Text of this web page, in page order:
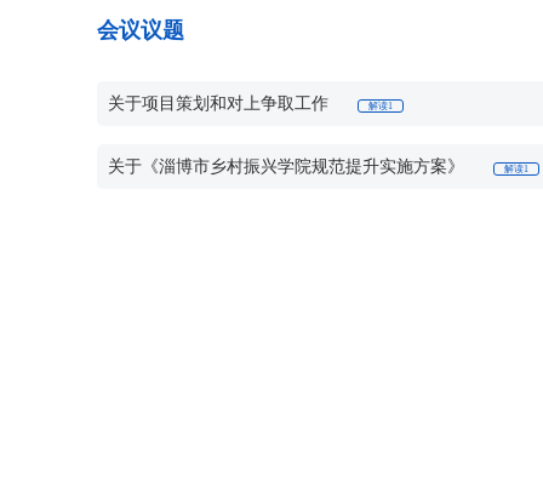
射全市、面向全省，按照“小班次快滚动、抓关键
利益相关方、公众代表、企业法人：中国人民
列席代表意见发表和采纳情况：列席代表未在
会议议题
关于项目策划和对上争取工作 解读1
关于《淄博市乡村振兴学院规范提升实施方案》 解读1